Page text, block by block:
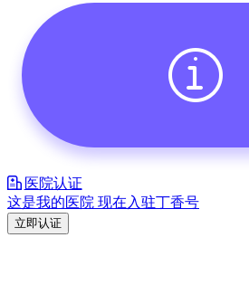
医院认证
这是我的医院 现在入驻丁香号
立即认证